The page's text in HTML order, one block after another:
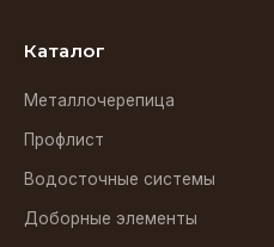
Каталог
Металлочерепица
Профлист
Водосточные системы
Доборные элементы